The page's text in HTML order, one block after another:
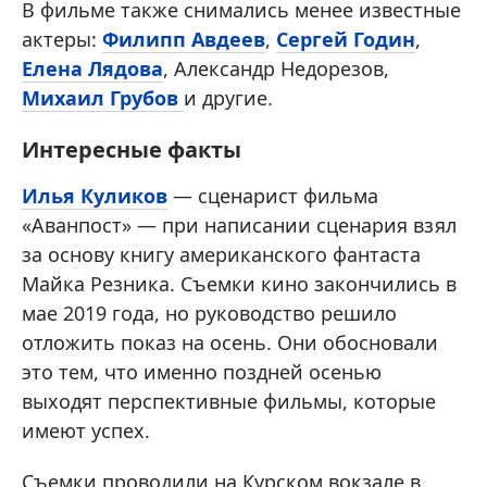
В фильме также снимались менее известные
актеры: Филипп Авдеев, Сергей Годин,
Елена Лядова, Александр Недорезов,
Михаил Грубов и другие.
Интересные факты
Илья Куликов — сценарист фильма
«Аванпост» — при написании сценария взял
за основу книгу американского фантаста
Майка Резника. Съемки кино закончились в
мае 2019 года, но руководство решило
отложить показ на осень. Они обосновали
это тем, что именно поздней осенью
выходят перспективные фильмы, которые
имеют успех.
Съемки проводили на Курском вокзале в